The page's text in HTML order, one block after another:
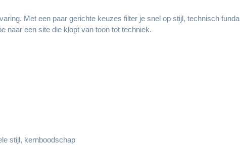
Met een paar gerichte keuzes filter je snel op stijl, technisch
naar een site die klopt van toon tot techniek.
stijl, kernboodschap